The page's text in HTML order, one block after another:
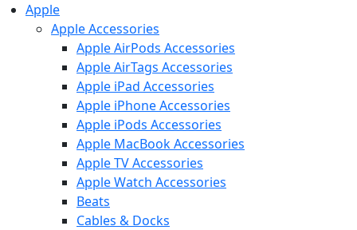
Apple
Apple Accessories
Apple AirPods Accessories
Apple AirTags Accessories
Apple iPad Accessories
Apple iPhone Accessories
Apple iPods Accessories
Apple MacBook Accessories
Apple TV Accessories
Apple Watch Accessories
Beats
Cables & Docks